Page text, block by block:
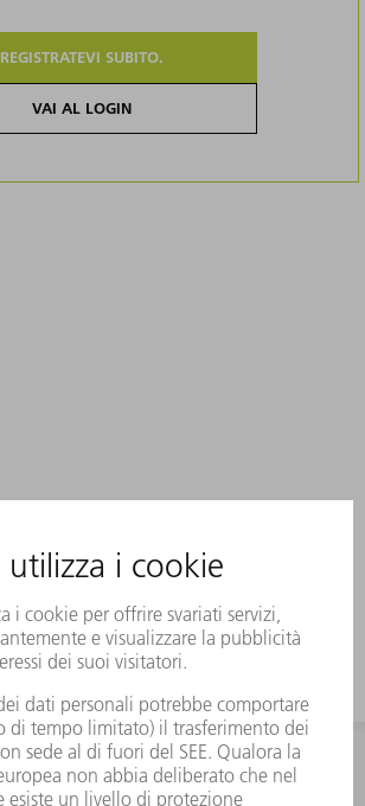
REGISTRATEVI SUBITO.
VAI AL LOGIN
INFORMAZIONE